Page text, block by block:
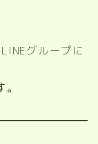
グループに